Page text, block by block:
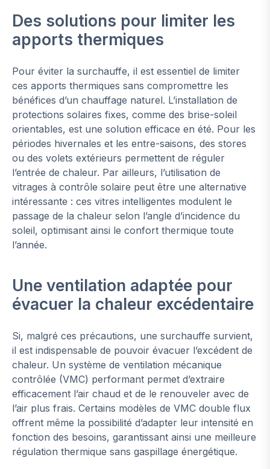
Des solutions pour limiter les
apports thermiques
Pour éviter la surchauffe, il est essentiel de limiter
ces apports thermiques sans compromettre les
bénéfices d’un chauffage naturel. L’installation de
protections solaires fixes, comme des brise-soleil
orientables, est une solution efficace en été. Pour les
périodes hivernales et les entre-saisons, des stores
ou des volets extérieurs permettent de réguler
l’entrée de chaleur. Par ailleurs, l’utilisation de
vitrages à contrôle solaire peut être une alternative
intéressante : ces vitres intelligentes modulent le
passage de la chaleur selon l’angle d’incidence du
soleil, optimisant ainsi le confort thermique toute
l’année.
Une ventilation adaptée pour
évacuer la chaleur excédentaire
Si, malgré ces précautions, une surchauffe survient,
il est indispensable de pouvoir évacuer l’excédent de
chaleur. Un système de ventilation mécanique
contrôlée (VMC) performant permet d’extraire
efficacement l’air chaud et de le renouveler avec de
l’air plus frais. Certains modèles de VMC double flux
offrent même la possibilité d’adapter leur intensité en
fonction des besoins, garantissant ainsi une meilleure
régulation thermique sans gaspillage énergétique.